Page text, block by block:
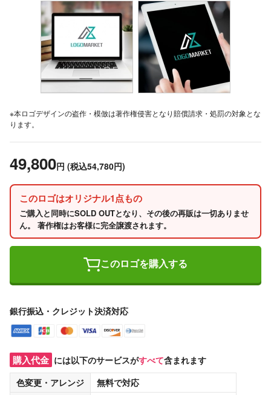
※本ロゴデザインの盗作・模倣は著作権侵害となり賠償請求・処罰の対象とな
ります。
49,800円 (税込54,780円)
このロゴはオリジナル1点もの
ご購入と同時にSOLD OUTとなり、その後の再販は一切ありませ
ん。 著作権はお客様に完全譲渡されます。
このロゴを購入する
銀行振込・クレジット決済対応
購入代金 には以下のサービスがすべて含まれます
色変更・アレンジ
無料で対応